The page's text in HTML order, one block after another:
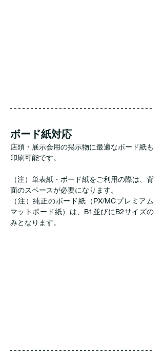
ボード紙対応
店頭・展示会用の掲示物に最適なボード紙も
印刷可能です。
（注）単表紙・ボード紙をご利用の際は、背
面のスペースが必要になります。
（注）純正のボード紙（PX/MCプレミアム
マットボード紙）は、B1並びにB2サイズの
みとなります。